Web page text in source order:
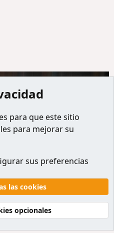
Español
Politicas de privacidad
2026 XenForo Ltd.
para que este sitio
para mejorar su
sus preferencias
las cookies
opcionales